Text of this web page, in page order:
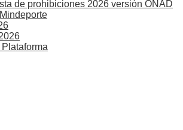
de prohibiciones 2026 versión ONAD